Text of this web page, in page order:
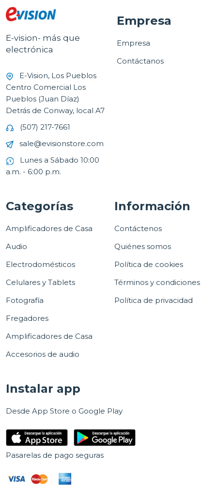
E-vision- más que
electrónica
E-Vision, Los Pueblos
Centro Comercial Los
Pueblos (Juan Díaz)
Detrás de Conway, local A7
(507) 217-7661
sale@evisionstore.com
Lunes a Sábado 10:00
a.m. - 6:00 p.m.
Empresa
Empresa
Contáctanos
Categorías
Amplificadores de Casa
Audio
Electrodomésticos
Celulares y Tablets
Fotografía
Fregadores
Amplificadores de Casa
Accesorios de audio
Información
Contáctenos
Quiénes somos
Política de cookies
Términos y condiciones
Política de privacidad
Instalar app
Desde App Store o Google Play
Pasarelas de pago seguras